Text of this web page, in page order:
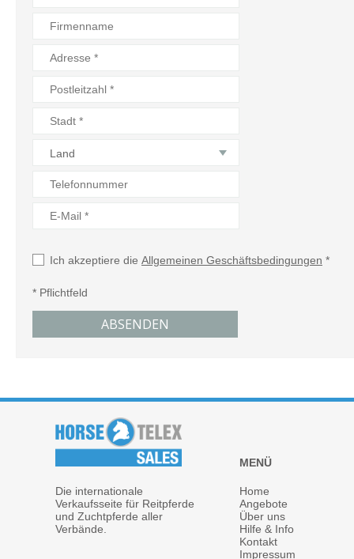
Land
Ich akzeptiere die Allgemeinen Geschäftsbedingungen *
* Pflichtfeld
ABSENDEN
MENÜ
Die internationale
Verkaufsseite für Reitpferde
und Zuchtpferde aller
Verbände.
Home
Angebote
Über uns
Hilfe & Info
Kontakt
Impressum